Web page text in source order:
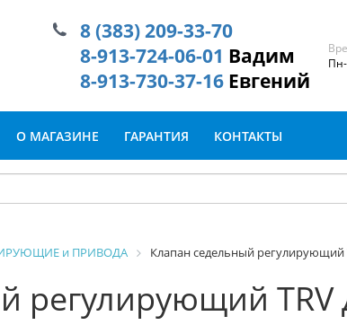
8 (383) 209-33-70
8-913-724-06-01 Вадим
8-913-730-37-16 Евгений
О МАГАЗИНЕ ГАРАНТИЯ КОНТАКТЫ
и ПРИВОДА Клапан седельный регулирующий
регулирующий TRV